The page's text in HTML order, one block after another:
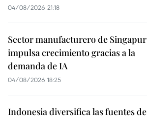
04/08/2026 21:18
Sector manufacturero de Singapur
impulsa crecimiento gracias a la
demanda de IA
04/08/2026 18:25
Indonesia diversifica las fuentes de